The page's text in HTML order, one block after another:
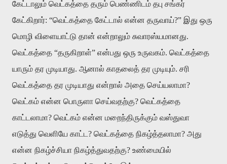
கேட்டாலும் வெட்கத்தை தரும் பெண்ணிடம் தபு சங்கர்
கேட்கிறார்: “வெட்கத்தை கேட்டால் என்ன தருவாய்?” இது ஒரு
மொழி விளையாட்டு தான் என்றாலும் சுவாரஸ்யமானது.
வெட்கத்தை “தருகிறாள்” என்பது ஒரு உருவகம். வெட்கத்தை
யாரும் தர முடியாது. ஆனால் காதலைத் தர முடியும். சரி
வெட்கத்தை தர முடியாது என்றால் அதை செய்யலாமா?
வெட்கம் என்ன பொருளா செய்வதற்கு? வெட்கத்தை
காட்டலாமா? வெட்கம் என்ன மறைந்திருக்கும் வஸ்துவா
எடுத்து வெளியே காட்ட? வெட்கத்தை நிகழ்த்தலாமா? அது
என்ன நிகழ்ச்சியா நிகழ்த்துவதற்கு? உண்மையில்